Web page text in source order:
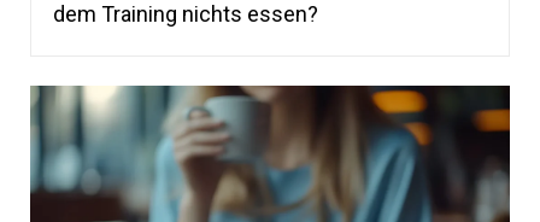
dem Training nichts essen?